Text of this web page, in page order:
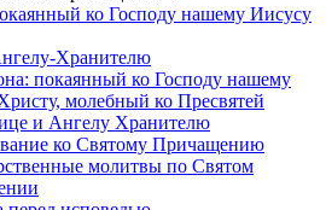
ко Господу нашему Иисусу
Хранителю
покаянный ко Господу нашему
молебный ко Пресвятей
и Ангелу Хранителю
ко Святому Причащению
молитвы по Святом